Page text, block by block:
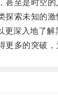
至是时空的
索未知的激
深入地了解
多的突破，